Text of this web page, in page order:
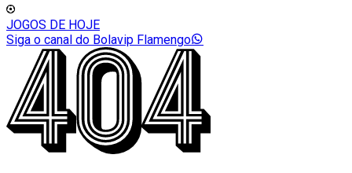
JOGOS DE HOJE
Siga o canal do Bolavip Flamengo